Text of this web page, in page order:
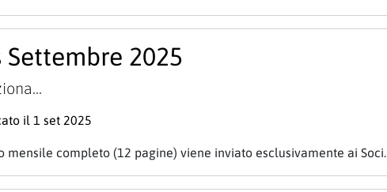
Settembre 2025
il 1 set 2025
mensile completo (12 pagine) viene inviato esclusivamente ai Soci.